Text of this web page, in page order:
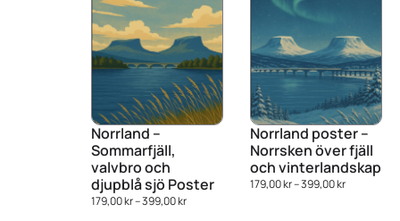
Norrland –
Sommarfjäll,
valvbro och
djupblå sjö Poster
179,00kr–399,00kr
Norrland poster –
Norrsken över fjäll
och vinterlandskap
179,00kr–399,00kr